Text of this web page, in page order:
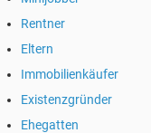
Rentner
Eltern
Immobilienkäufer
Existenzgründer
Ehegatten